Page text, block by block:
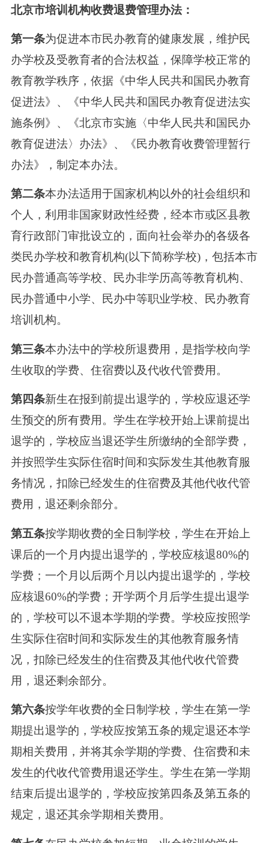
北京市培训机构收费退费管理办法：
第一条为促进本市民办教育的健康发展，维护民
办学校及受教育者的合法权益，保障学校正常的
教育教学秩序，依据《中华人民共和国民办教育
促进法》、《中华人民共和国民办教育促进法实
施条例》、《北京市实施〈中华人民共和国民办
教育促进法〉办法》、《民办教育收费管理暂行
办法》，制定本办法。
第二条本办法适用于国家机构以外的社会组织和
个人，利用非国家财政性经费，经本市或区县教
育行政部门审批设立的，面向社会举办的各级各
类民办学校和教育机构(以下简称学校)，包括本市
民办普通高等学校、民办非学历高等教育机构、
民办普通中小学、民办中等职业学校、民办教育
培训机构。
第三条本办法中的学校所退费用，是指学校向学
生收取的学费、住宿费以及代收代管费用。
第四条新生在报到前提出退学的，学校应退还学
生预交的所有费用。学生在学校开始上课前提出
退学的，学校应当退还学生所缴纳的全部学费，
并按照学生实际住宿时间和实际发生其他教育服
务情况，扣除已经发生的住宿费及其他代收代管
费用，退还剩余部分。
第五条按学期收费的全日制学校，学生在开始上
课后的一个月内提出退学的，学校应核退80%的
学费；一个月以后两个月以内提出退学的，学校
应核退60%的学费；开学两个月后学生提出退学
的，学校可以不退本学期的学费。学校应按照学
生实际住宿时间和实际发生的其他教育服务情
况，扣除已经发生的住宿费及其他代收代管费
用，退还剩余部分。
第六条按学年收费的全日制学校，学生在第一学
期提出退学的，学校应按第五条的规定退还本学
期相关费用，并将其余学期的学费、住宿费和未
发生的代收代管费用退还学生。学生在第一学期
结束后提出退学的，学校应按第四条及第五条的
规定，退还其余学期相关费用。